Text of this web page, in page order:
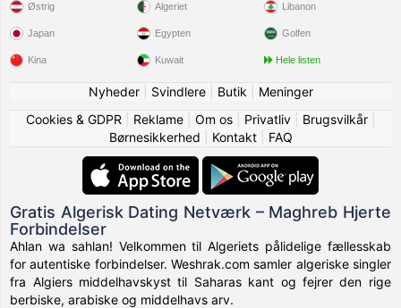
Østrig
Japan
Kina
Algeriet
Egypten
Kuwait
Libanon
Golfen
Hele listen
Nyheder| Svindlere| Butik
Meninger
Cookies & GDPR
Reklame| Om os| Privatliv| Brugsvilkår|
Børnesikkerhed
Kontakt| FAQ
Gratis Algerisk Dating Netværk – Maghreb Hjerte
Forbindelser
Ahlan wa sahlan! Velkommen til Algeriets pålidelige fællesskab
for autentiske forbindelser. Weshrak.com samler algeriske singler
fra Algiers middelhavskyst til Saharas kant og fejrer den rige
berbiske, arabiske og middelhavs arv.